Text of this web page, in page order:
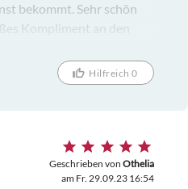
bekommt. Sehr schön
Kompliment an den
Hilfreich 0
Geschrieben von Othelia
am Fr. 29.09.23 16:54